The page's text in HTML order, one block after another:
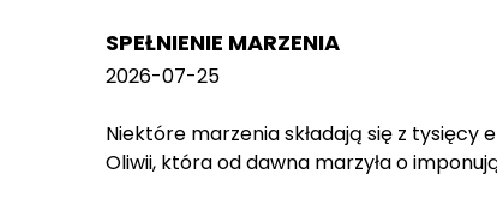
SPEŁNIENIE MARZENIA
2026-07-25
Niektóre marzenia składają się z
Oliwii, która od dawna marzyła o